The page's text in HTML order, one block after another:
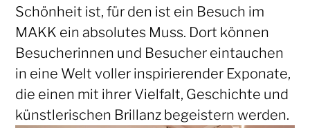
Schönheit ist, für den ist ein Besuch im
MAKK ein absolutes Muss. Dort können
Besucherinnen und Besucher eintauchen
in eine Welt voller inspirierender Exponate,
die einen mit ihrer Vielfalt, Geschichte und
künstlerischen Brillanz begeistern werden.